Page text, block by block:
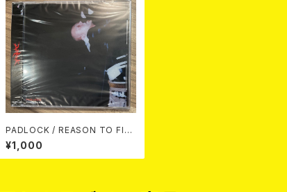
PADLOCK / REASON TO FIG
HT CD
¥1,000